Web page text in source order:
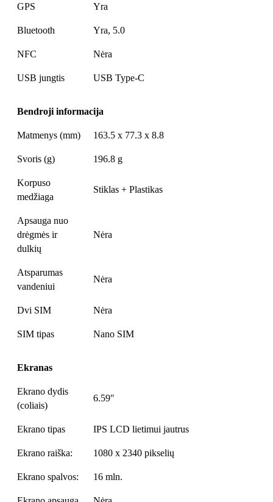
GPS Yra
Bluetooth Yra, 5.0
NFC Nėra
USB jungtis USB Type-C
Bendroji informacija
Matmenys (mm) 163.5 x 77.3 x 8.8
Svoris (g) 196.8 g
Korpuso
medžiaga
Stiklas + Plastikas
Apsauga nuo
drėgmės ir
dulkių
Nėra
Atsparumas
vandeniui
Nėra
Dvi SIM Nėra
SIM tipas Nano SIM
Ekranas
Ekrano dydis
(coliais)
6.59″
Ekrano tipas IPS LCD lietimui jautrus
Ekrano raiška: 1080 x 2340 pikselių
Ekrano spalvos: 16 mln.